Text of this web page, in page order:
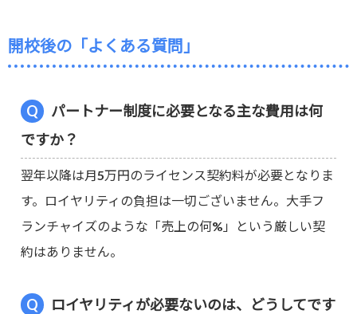
開校後の「よくある質問」
パートナー制度に必要となる主な費用は何
ですか？
翌年以降は月5万円のライセンス契約料が必要となりま
す。ロイヤリティの負担は一切ございません。大手フ
ランチャイズのような「売上の何%」という厳しい契
約はありません。
ロイヤリティが必要ないのは、どうしてです